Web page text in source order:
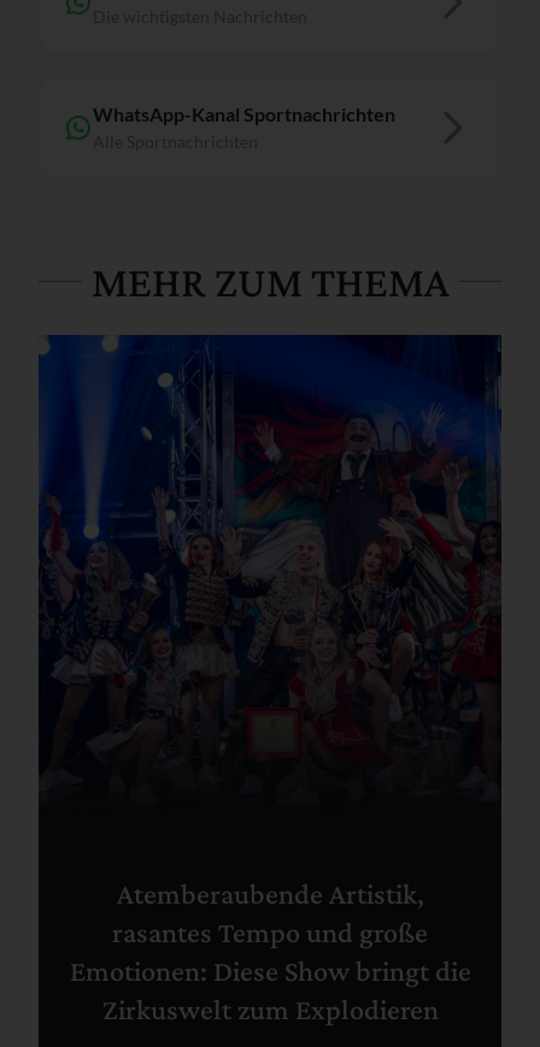
WhatsApp-Kanal Sportnachrichten
MEHR ZUM THEMA
Atemberaubende Artistik,
rasantes Tempo und große
Emotionen: Diese Show bringt die
Zirkuswelt zum Explodieren